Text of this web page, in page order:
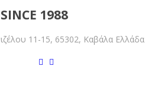
SINCE 1988
11-15, 65302, Καβάλα Ελλάδα